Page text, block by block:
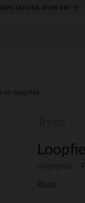
LOOKS ZIJN ER! ✨
en loopfiet
Roze